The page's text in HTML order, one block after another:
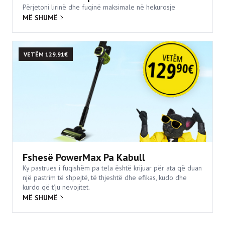
Përjetoni lirinë dhe fuqinë maksimale në hekurosje
MË SHUMË
VETËM 129.91€
Fshesë PowerMax Pa Kabull
Ky pastrues i fuqishëm pa tela është krijuar për ata që duan
një pastrim të shpejtë, të thjeshtë dhe efikas, kudo dhe
kurdo që t’ju nevojitet.
MË SHUMË